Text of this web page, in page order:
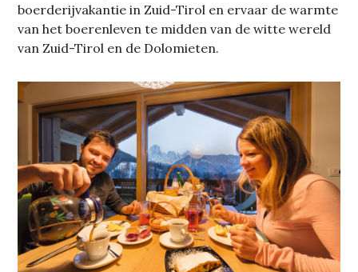
boerderijvakantie in Zuid-Tirol en ervaar de warmte
van het boerenleven te midden van de witte wereld
van Zuid-Tirol en de Dolomieten.